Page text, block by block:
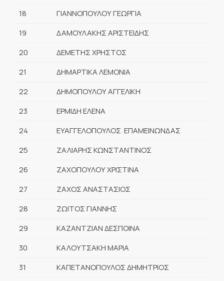
18
ΓΙΑΝΝΟΠΟΥΛΟΥ ΓΕΩΡΓΙΑ
19
ΔΑΜΟΥΛΑΚΗΣ ΑΡΙΣΤΕΙΔΗΣ
20
ΔΕΜΕΤΗΣ ΧΡΗΣΤΟΣ
21
ΔΗΜΑΡΤΙΚΑ ΛΕΜΟΝΙΑ
22
ΔΗΜΟΠΟΥΛΟΥ ΑΓΓΕΛΙΚΗ
23
ΕΡΜΙΔΗ ΕΛΕΝΑ
24
ΕΥΑΓΓΕΛΟΠΟΥΛΟΣ ΕΠΑΜΕΙΝΩΝΔΑΣ
25
ΖΑΛΙΑΡΗΣ ΚΩΝΣΤΑΝΤΙΝΟΣ
26
ΖΑΧΟΠΟΥΛΟΥ ΧΡΙΣΤΙΝΑ
27
ΖΑΧΟΣ ΑΝΑΣΤΑΣΙΟΣ
28
ΖΩΙΤΟΣ ΓΙΑΝΝΗΣ
29
ΚΑΖΑΝΤΖΙΑΝ ΔΕΣΠΟΙΝΑ
30
ΚΑΛΟΥΤΣΑΚΗ ΜΑΡΙΑ
31
ΚΑΠΕΤΑΝΟΠΟΥΛΟΣ ΔΗΜΗΤΡΙΟΣ